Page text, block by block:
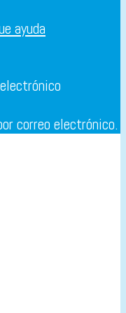
ayuda
correo electrónico.